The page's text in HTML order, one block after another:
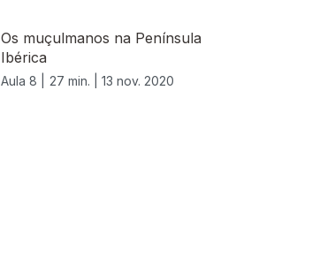
Os muçulmanos na Península
Ibérica
Aula 8 | 27 min. | 13 nov. 2020